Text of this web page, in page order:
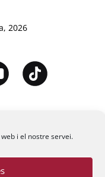
i el nostre servei.
2026